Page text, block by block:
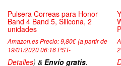
Pulsera Correas para Honor
Band 4 Band 5, Silicona, 2
unidades
Amazon.es Precio:9,80€(a partir de
19/01/2020 06:16 PST-
Detalles) & Envío gratis.